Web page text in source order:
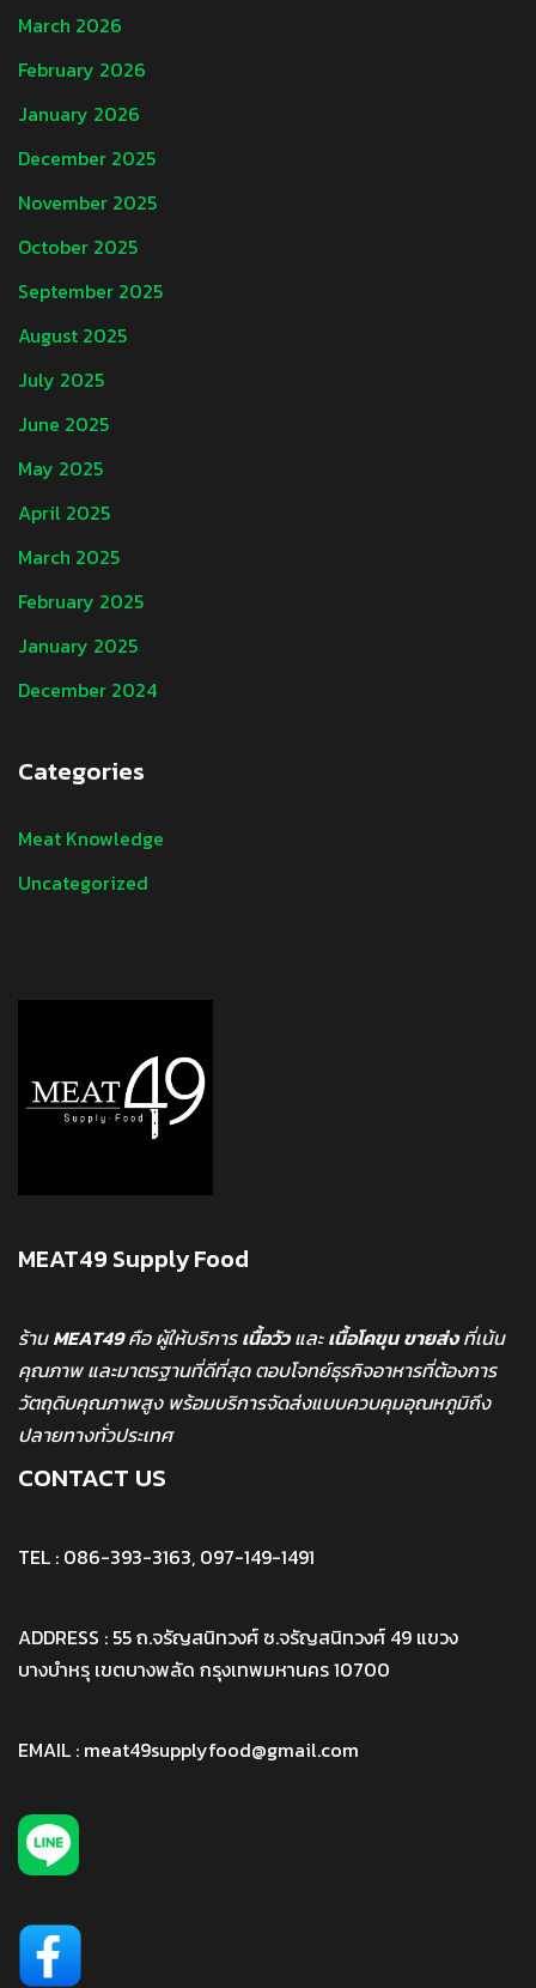
March 2026
February 2026
January 2026
December 2025
November 2025
October 2025
September 2025
August 2025
July 2025
June 2025
May 2025
April 2025
March 2025
February 2025
January 2025
December 2024
Categories
Meat Knowledge
Uncategorized
MEAT49 Supply Food
ร้านMEAT49คือ ผู้ให้บริการเนื้อวัวและเนื้อโคขุน ขายส่งที่เน้น
คุณภาพ และมาตรฐานที่ดีที่สุด ตอบโจทย์ธุรกิจอาหารที่ต้องการ
วัตถุดิบคุณภาพสูง พร้อมบริการจัดส่งแบบควบคุมอุณหภูมิถึง
ปลายทางทั่วประเทศ
CONTACT US
TEL : 086-393-3163, 097-149-1491
ADDRESS : 55 ถ.จรัญสนิทวงศ์ ซ.จรัญสนิทวงศ์ 49 แขวง
บางบำหรุ เขตบางพลัด กรุงเทพมหานคร 10700
EMAIL : meat49supplyfood@gmail.com